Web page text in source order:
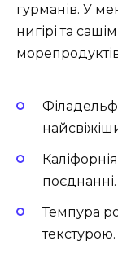
гурманів. У
нигірі та
Каліфорнія
поєднанні.
Темпура
текстурою.